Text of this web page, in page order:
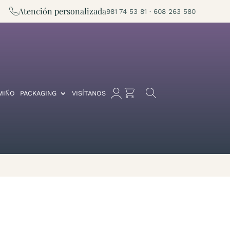
Atención personalizada981 74 53 81 · 608 263 580
PACKAGING VISÍTANOS